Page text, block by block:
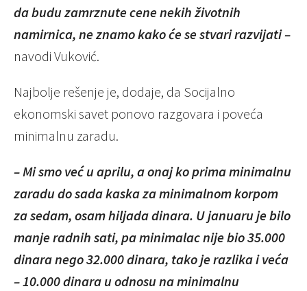
da budu zamrznute cene nekih životnih
namirnica, ne znamo kako će se stvari razvijati –
navodi Vuković.
Najbolje rešenje je, dodaje, da Socijalno
ekonomski savet ponovo razgovara i poveća
minimalnu zaradu.
– Mi smo već u aprilu, a onaj ko prima minimalnu
zaradu do sada kaska za minimalnom korpom
za sedam, osam hiljada dinara. U januaru je bilo
manje radnih sati, pa minimalac nije bio 35.000
dinara nego 32.000 dinara, tako je razlika i veća
– 10.000 dinara u odnosu na minimalnu